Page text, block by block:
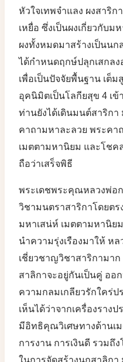
หัวใจเทพจำแลง ผงสาริก
เหยื่อ ซึ่งเป็นผงเกี่ยวกับม
ผงทั้งหมดมาสร้างเป็นน
ได้กำหนดฤกษ์ปลุกเสกล
เพื่อเป็นปัจจัยพื้นฐาน เต็
อุคนิมิตเป็นโลกียสุข 4 เ
ท่านยังได้เดินมนต์สาริก
คาถามหาละลวย พระคา
เมตตามหานิยม และโชค
ถือว่าเสร็จพิธี
พระเดชพระคุณหลวงพ่อก
วิชามนตราสาริกาโดยต
มหาเสน่ห์ เมตตามหานิ
นำความรุ่งเรืองมาให้ ห
เชี่ยวชาญวิชาสาริกามา
สาลิกาจะอยู่กันเป็นคู่ ออ
ความกลมเกลียวรักใคร่ป
เห็นได้ว่าจากเครื่องราง
มีอิทธิคุณวิเศษทางด้านเ
การงาน การเงินดี รวมถึ